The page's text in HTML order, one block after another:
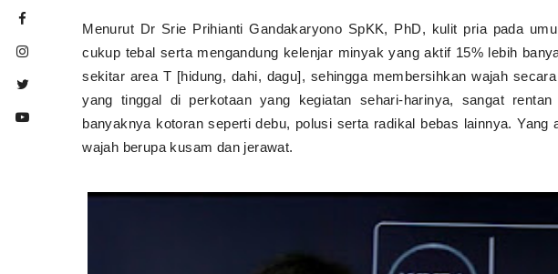
Menurut Dr Srie Prihianti Gandakaryono SpKK, PhD, kulit pria pada
cukup tebal serta mengandung kelenjar minyak yang aktif 15% lebih
sekitar area T [hidung, dahi, dagu], sehingga membersihkan wajah
yang tinggal di perkotaan yang kegiatan sehari-harinya, sangat
banyaknya kotoran seperti debu, polusi serta radikal bebas lainnya. Yang
wajah berupa kusam dan jerawat.